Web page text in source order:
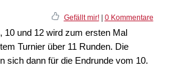
Gefällt mir!| 0 Kommentare
10 und 12 wird zum ersten Mal
Turnier über 11 Runden. Die
sich dann für die Endrunde vom 10.